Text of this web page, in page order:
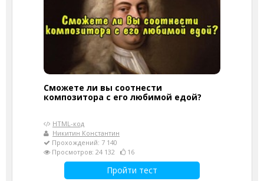
Сможете ли вы соотнести
композитора с его любимой едой?
HTML-код
Никитин Константин
Прохождений: 7 140
Просмотров: 24 132
16
Пройти тест